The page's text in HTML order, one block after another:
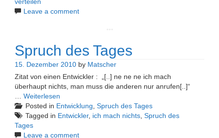
verteilen
Leave a comment
Spruch des Tages
15. Dezember 2010 by Matscher
Zitat von einen Entwickler : „[..] ne ne ne ich mach
überhaupt nichts, man muss die anderen nur anrufen[..]“
… Weiterlesen
Posted in Entwicklung, Spruch des Tages
Tagged in Entwickler, ich mach nichts, Spruch des
Tages
Leave a comment